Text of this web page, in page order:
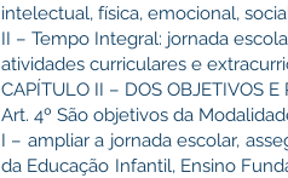
intelectual, física, emocional,
II – Tempo Integral: jornada
atividades curriculares e
CAPÍTULO II – DOS OBJETIVOS E
Art. 4º São objetivos da
I – ampliar a jornada escolar,
da Educação Infantil, Ensino